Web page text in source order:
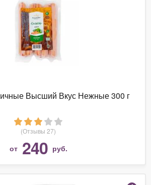
Высший Вкус Нежные 300 г
(Отзывы 27)
от 240 руб.